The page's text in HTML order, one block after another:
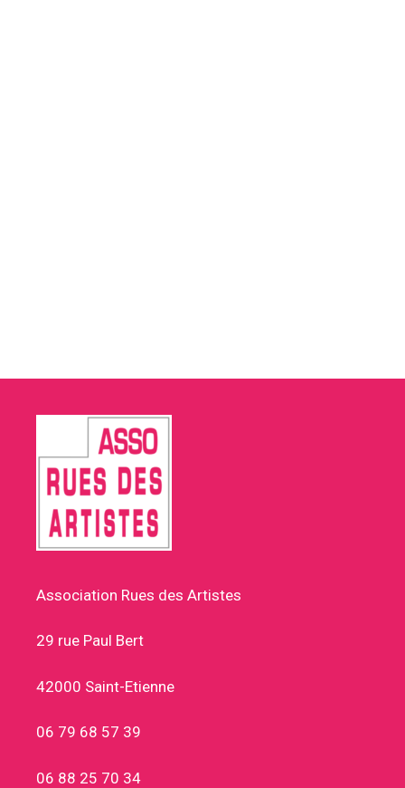
Association Rues des Artistes
29 rue Paul Bert
42000 Saint-Etienne
06 79 68 57 39
06 88 25 70 34